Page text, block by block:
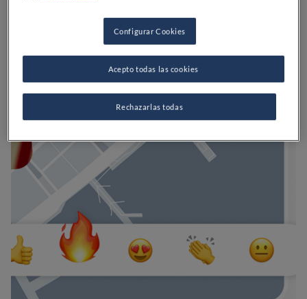
Configurar Cookies
Rechazarlas todas
Acepto todas las cookies